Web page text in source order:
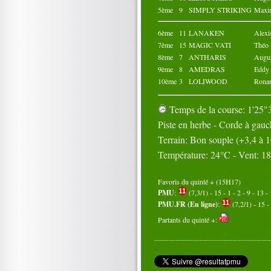
5ème
9 SIMPLY STRIKING
6ème 11 LANAKEN
7ème
15 MAGIC VATI
8ème
7 ANTHARIS
9ème
8 AMEDRAS
10ème 3 LOLIWOOD
Temps de la course:
Piste en herbe - Corde à
Terrain: Bon souple (+3,4 à
Température: 24°C - Vent:
Favoris du quinté + (15H17)
PMU: (7,3/1) - 15 - 1 - 2 - 9 - 13 -
PMU.FR (En ligne):
(7,2/1) - 15
Partants du quinté +: